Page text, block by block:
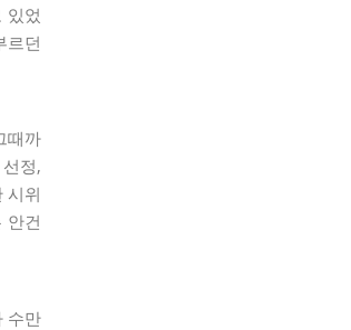
있었
르던
때까
정,
시위
안건
수만